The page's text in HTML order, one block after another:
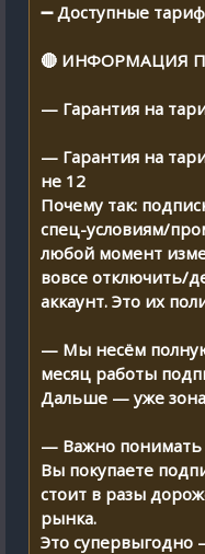
➖ Доступные
🔴 ИНФОРМАЦИЯ
— Гарантия на
— Гарантия на
не 12
Почему так:
спец-условиям/
любой момент
вовсе отключить/
аккаунт. Это их
— Мы несём
месяц работы
Дальше — уже зона
— Важно понимать
Вы покупаете
стоит в разы
рынка.
Это